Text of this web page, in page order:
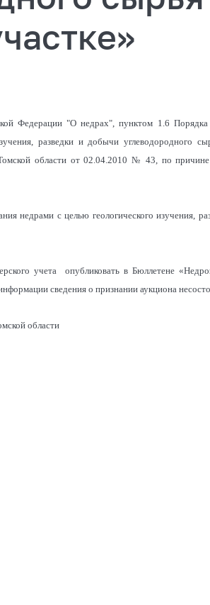
Федерации "О недрах", пунктом 1.6
разведки и добычи углеводородного
области от 02.04.2010 № 43, по причине
недрами с целью геологического изучения,
учета опубликовать в Бюллетене
сведения о признании аукциона
области